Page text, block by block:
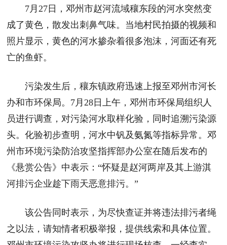
7月27日，邓州市赵河流域穰东段的河水突然变
成了黄色，散发出刺鼻气味。当地村民拍摄的视频和
照片显示，黄色的河水掺杂着很多泡沫，河面还有死
亡的鱼虾。
污染发生后，穰东镇政府迅速上报至邓州市河长
办和市环保局。7月28日上午，邓州市环保局组织人
员进行调查，对污染河水取样化验，同时追溯污染源
头。化验初步查明，河水中钒及氨氮等指标异常。邓
州市环境污染防治攻坚指挥部办公室在随后发布的
《悬赏公告》中表示：“怀疑是赵河两岸及其上游淇
河排污企业趁下雨天恶意排污。”
该公告同时表示，为尽快查证并将违法排污者绳
之以法，请知情者积极举报，提供线索和具体位置。